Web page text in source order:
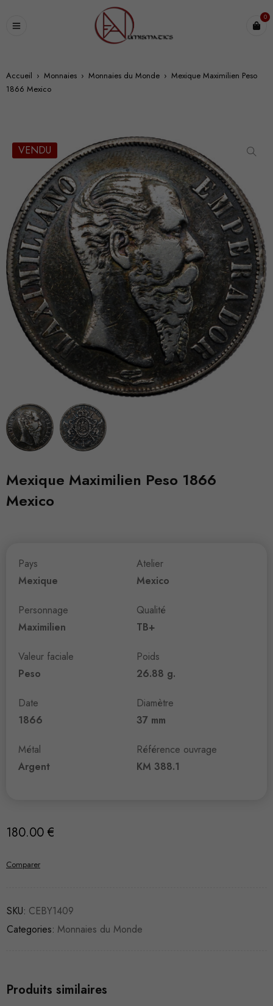
0
Accueil › Monnaies › Monnaies du Monde › Mexique Maximilien Peso
1866 Mexico
VENDU
Mexique Maximilien Peso 1866
Mexico
Pays
Mexique
Personnage
Maximilien
Valeur faciale
Peso
Date
1866
Métal
Argent
Atelier
Mexico
Qualité
TB+
Poids
26.88 g.
Diamètre
37 mm
Référence ouvrage
KM 388.1
180.00 €
Comparer
SKU: CEBY1409
Categories: Monnaies du Monde
Produits similaires